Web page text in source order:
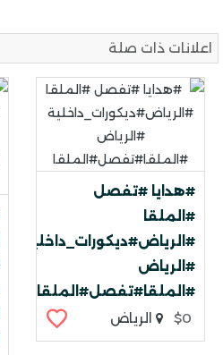
اعلانات ذات صلة
#هدايا #تفصل
#الملقا
#الرياض#ديكورات_داخلية
#الرياض
#الملقا#تفصل#الملقا
$0
الرياض